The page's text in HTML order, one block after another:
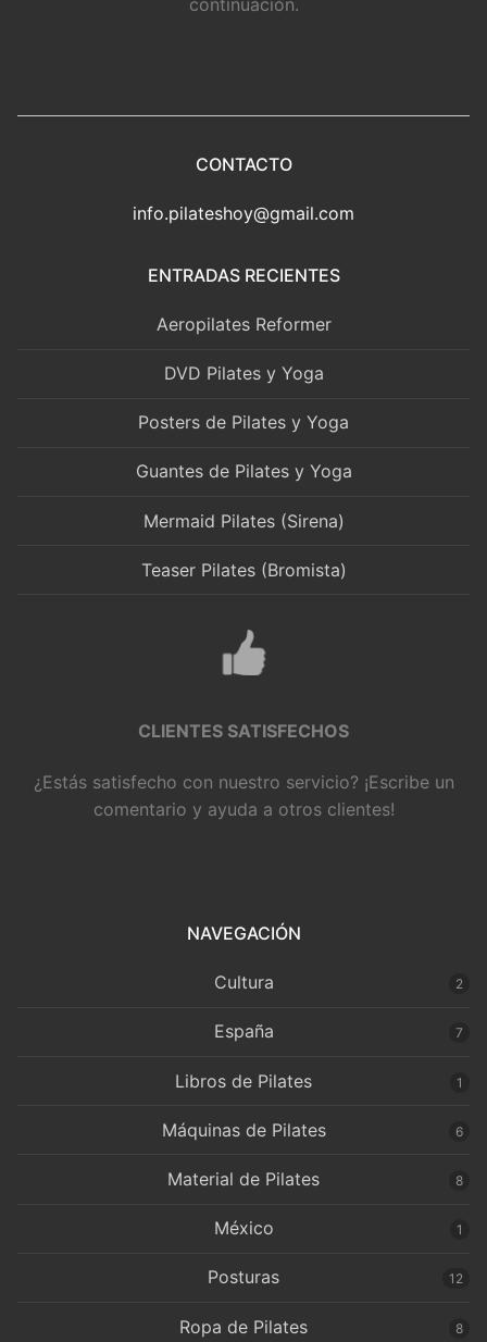
CONTACTO
info.pilateshoy@gmail.com
ENTRADAS RECIENTES
Aeropilates Reformer
DVD Pilates y Yoga
Posters de Pilates y Yoga
Guantes de Pilates y Yoga
Mermaid Pilates (Sirena)
Teaser Pilates (Bromista)
CLIENTES SATISFECHOS
¿Estás satisfecho con nuestro servicio? ¡Escribe un
comentario y ayuda a otros clientes!
NAVEGACIÓN
Cultura 2
España 7
Libros de Pilates 1
Máquinas de Pilates 6
Material de Pilates 8
México 1
Posturas 12
Ropa de Pilates 8